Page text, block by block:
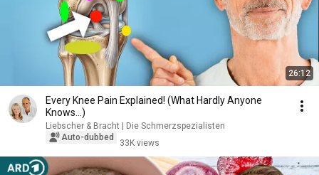
26:12
Every Knee Pain Explained! (What Hardly Anyone
Knows...)
Liebscher & Bracht | Die Schmerzspezialisten
Auto-dubbed
33K views